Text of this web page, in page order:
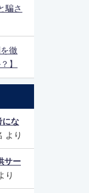
騙さ
徹
】
にな
より
サー
り